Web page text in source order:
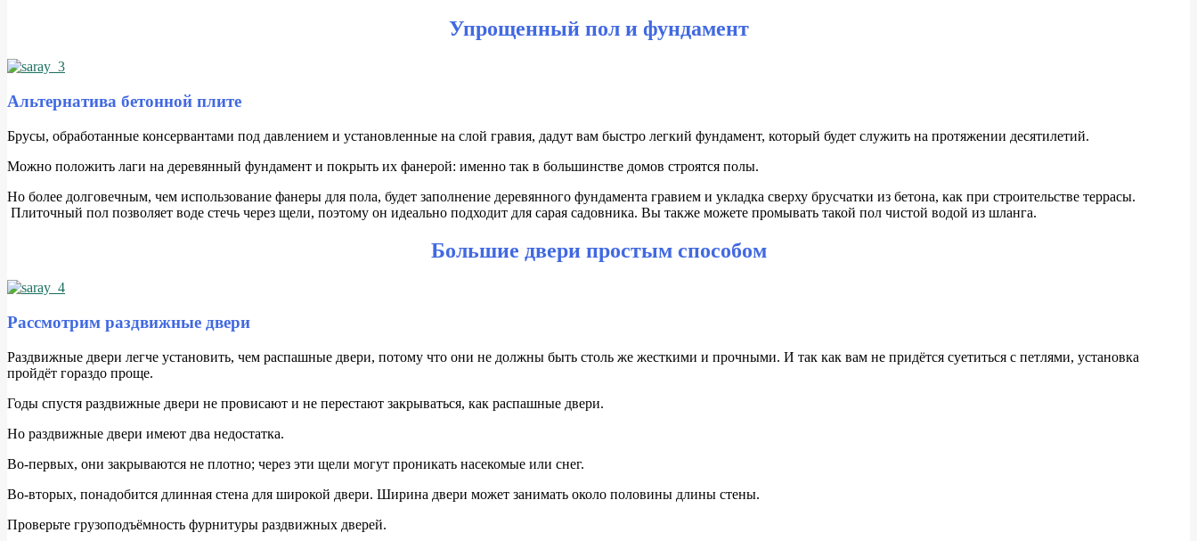
Упрощенный пол и фундамент
Альтернатива бетонной плите
Брусы, обработанные консервантами под давлением и установленные на слой гравия, дадут вам быстро легкий фундамент, который будет служить на протяжении десятилетий.
Можно положить лаги на деревянный фундамент и покрыть их фанерой: именно так в большинстве домов строятся полы.
Но более долговечным, чем использование фанеры для пола, будет заполнение деревянного фундамента гравием и укладка сверху брусчатки из бетона, как при строительстве террасы.
Плиточный пол позволяет воде стечь через щели, поэтому он идеально подходит для сарая садовника. Вы также можете промывать такой пол чистой водой из шланга.
Большие двери простым способом
Рассмотрим раздвижные двери
Раздвижные двери легче установить, чем распашные двери, потому что они не должны быть столь же жесткими и прочными. И так как вам не придётся суетиться с петлями, установка
пройдёт гораздо проще.
Годы спустя раздвижные двери не провисают и не перестают закрываться, как распашные двери.
Но раздвижные двери имеют два недостатка.
Во-первых, они закрываются не плотно; через эти щели могут проникать насекомые или снег.
Во-вторых, понадобится длинная стена для широкой двери. Ширина двери может занимать около половины длины стены.
Проверьте грузоподъёмность фурнитуры раздвижных дверей.